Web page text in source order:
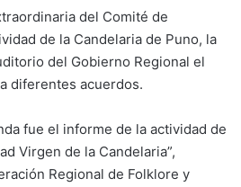
del Comité de
de la Candelaria de Puno, la
del Gobierno Regional el
diferentes acuerdos.
fue el informe de la actividad de
Virgen de la Candelaria”,
Regional de Folklore y